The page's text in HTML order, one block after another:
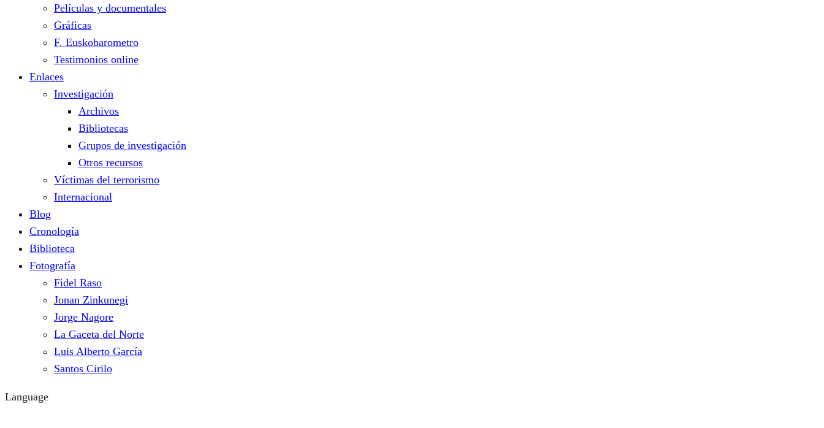
Películas y documentales
Gráficas
F. Euskobarometro
Testimonios online
Enlaces
Investigación
Archivos
Bibliotecas
Grupos de investigación
Otros recursos
Víctimas del terrorismo
Internacional
Blog
Cronología
Biblioteca
Fotografía
Fidel Raso
Jonan Zinkunegi
Jorge Nagore
La Gaceta del Norte
Luis Alberto García
Santos Cirilo
Language